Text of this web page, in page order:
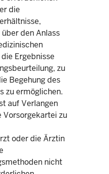
die
den Anlass
Ergebnisse
zu
Begehung des
zu ermöglichen.
auf Verlangen
Vorsorgekartei zu
oder die Ärztin
nicht